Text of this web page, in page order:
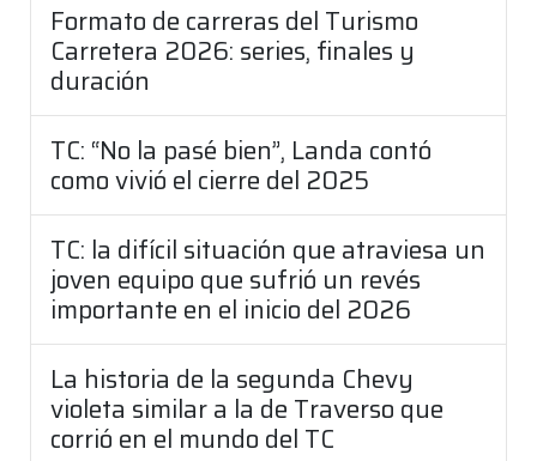
Formato de carreras del Turismo
Carretera 2026: series, finales y
duración
TC: “No la pasé bien”, Landa contó
como vivió el cierre del 2025
TC: la difícil situación que atraviesa un
joven equipo que sufrió un revés
importante en el inicio del 2026
La historia de la segunda Chevy
violeta similar a la de Traverso que
corrió en el mundo del TC